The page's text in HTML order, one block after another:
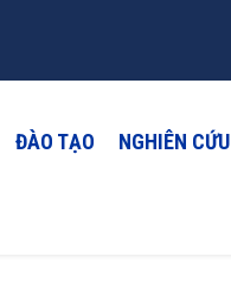
ĐÀO TẠO NGHIÊN CỨU